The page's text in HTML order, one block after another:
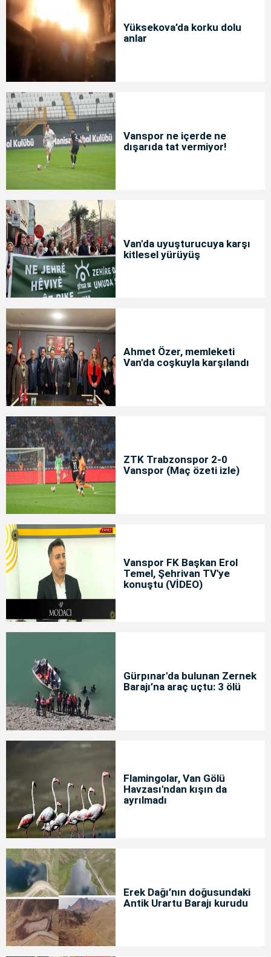
Yüksekova’da korku dolu
anlar
Vanspor ne içerde ne
dışarıda tat vermiyor!
Van'da uyuşturucuya karşı
kitlesel yürüyüş
Ahmet Özer, memleketi
Van'da coşkuyla karşılandı
ZTK Trabzonspor 2-0
Vanspor (Maç özeti izle)
Vanspor FK Başkan Erol
Temel, Şehrivan TV'ye
konuştu (VİDEO)
Gürpınar'da bulunan Zernek
Barajı’na araç uçtu: 3 ölü
Flamingolar, Van Gölü
Havzası'ndan kışın da
ayrılmadı
Erek Dağı’nın doğusundaki
Antik Urartu Barajı kurudu